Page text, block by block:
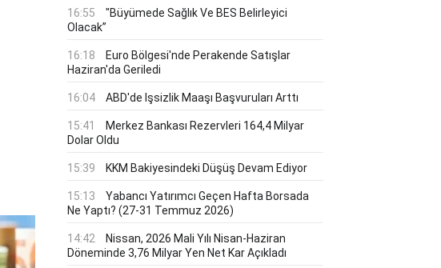
16:55
"Büyümede Sağlık Ve BES Belirleyici
Olacak”
16:18
Euro Bölgesi'nde Perakende Satışlar
Haziran'da Geriledi
16:04 ABD'de Işsizlik Maaşı Başvuruları Arttı
15:41
Merkez Bankası Rezervleri 164,4 Milyar
Dolar Oldu
15:39 KKM Bakiyesindeki Düşüş Devam Ediyor
15:13
Yabancı Yatırımcı Geçen Hafta Borsada
Ne Yaptı? (27-31 Temmuz 2026)
14:42
Nissan, 2026 Mali Yılı Nisan-Haziran
Döneminde 3,76 Milyar Yen Net Kar Açıkladı